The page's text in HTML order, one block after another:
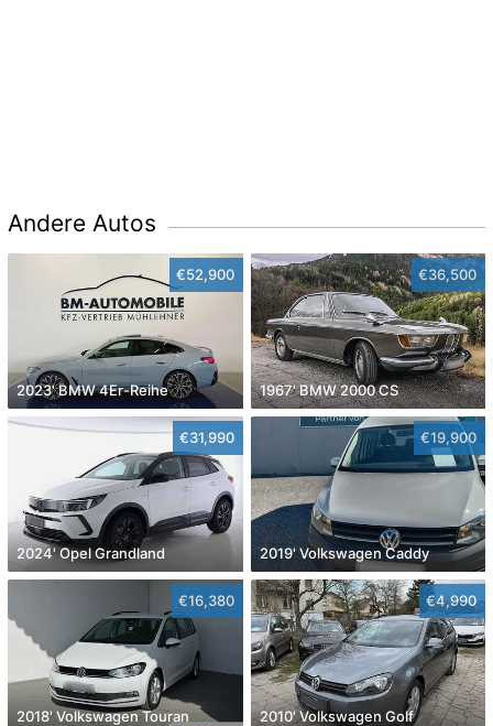
Andere Autos
€52,900
2023' BMW 4Er-Reihe
€36,500
1967' BMW 2000 CS
€31,990
2024' Opel Grandland
€19,900
2019' Volkswagen Caddy
€16,380
2018' Volkswagen Touran
€4,990
2010' Volkswagen Golf